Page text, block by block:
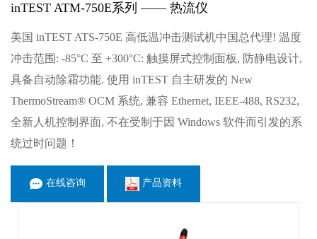
inTEST ATM-750E系列 —— 热流仪
美国 inTEST ATS-750E 高低温冲击测试机中国总代理! 温度
冲击范围: -85°C 至 +300°C: 触摸屏式控制面板, 防静电设计,
具备自动除霜功能. 使用 inTEST 自主研发的 New
ThermoStream® OCM 系统, 兼容 Ethernet, IEEE-488, RS232,
全新人机控制界面, 不在受制于因 Windows 软件而引发的系
统过时问题！
在线咨询 产品资料